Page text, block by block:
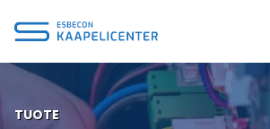
sisältöön
TUOTE